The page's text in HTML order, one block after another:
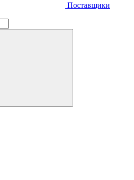
Поставщики